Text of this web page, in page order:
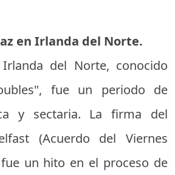
en Irlanda del Norte.
del Norte, conocido
fue un periodo de
y sectaria. La firma del
(Acuerdo del Viernes
un hito en el proceso de